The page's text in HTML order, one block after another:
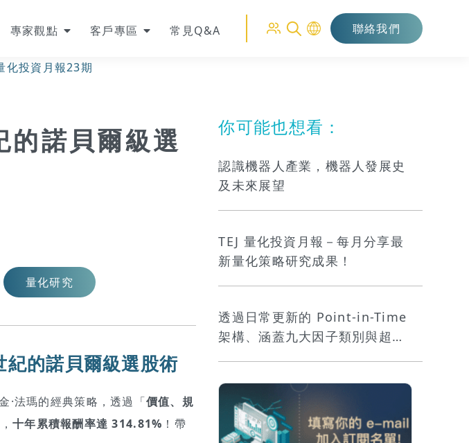
專家觀點 客戶專區 常見Q&A 聯絡我們
化投資月報23期
的諾貝爾級選
量化研究
紀的諾貝爾級選股術
·法瑪的經典策略，透過「價值、規
十年累積報酬率達 314.81% ！帶
你可能也想看：
認識機器人產業，機器人發展史
及未來展望
TEJ 量化投資月報－每月分享最
新量化策略研究成果！
透過日常更新的 Point-in-Time
架構、涵蓋九大因子類別與超過
市場實務，提供穩健的資料基
礎，協助策略回測、投資組合建
構與風險管理等各環節。